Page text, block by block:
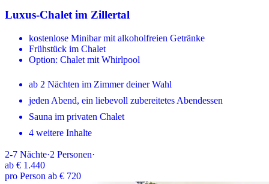
Luxus-Chalet im Zillertal
kostenlose Minibar mit alkoholfreien Getränke
Frühstück im Chalet
Option: Chalet mit Whirlpool
ab 2 Nächten im Zimmer deiner Wahl
jeden Abend, ein liebevoll zubereitetes Abendessen
Sauna im privaten Chalet
4 weitere Inhalte
2-7 Nächte·2 Personen·
ab € 1.440
pro Person ab € 720